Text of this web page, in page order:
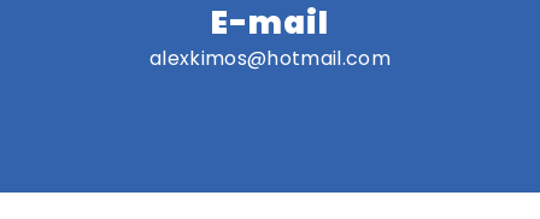
E-mail
alexkimos@hotmail.com